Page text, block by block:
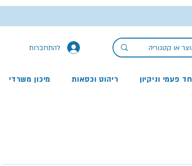
להתחברות
חד פעמי וניקיון ריהוט וכסאות מיכון משרדי